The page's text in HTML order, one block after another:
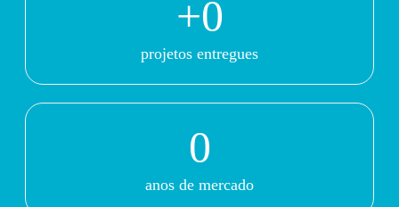
+0
projetos entregues
0
anos de mercado